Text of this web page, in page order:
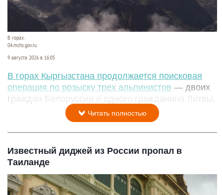
В горах.
04.mchs.gov.ru
9 августа 2026 в 16:05
В горах Кыргызстана продолжается поисковая
операция по розыску трех альпинистов — двоих
граждан Белоруссии и одного гражданина Литвы.
Читать полностью
Известный диджей из России пропал в
Таиланде